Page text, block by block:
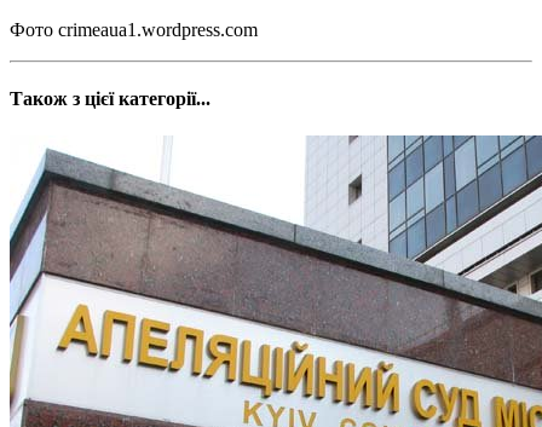
Фото crimeaua1.wordpress.com
Також з цієї категорії...